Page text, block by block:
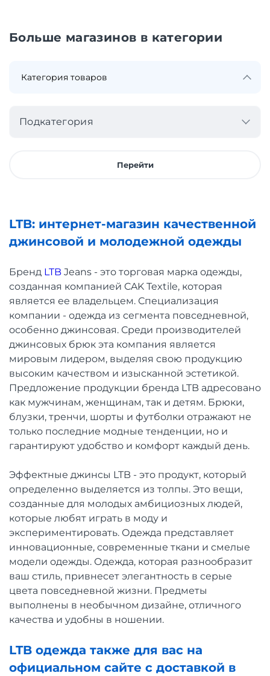
Больше магазинов в категории
Подкатегория
Перейти
LTB: интернет-магазин качественной
джинсовой и молодежной одежды
Бренд LTB Jeans - это торговая марка одежды,
созданная компанией CAK Textile, которая
является ее владельцем. Специализация
компании - одежда из сегмента повседневной,
особенно джинсовая. Среди производителей
джинсовых брюк эта компания является
мировым лидером, выделяя свою продукцию
высоким качеством и изысканной эстетикой.
Предложение продукции бренда LTB адресовано
как мужчинам, женщинам, так и детям. Брюки,
блузки, тренчи, шорты и футболки отражают не
только последние модные тенденции, но и
гарантируют удобство и комфорт каждый день.
Эффектные джинсы LTB - это продукт, который
определенно выделяется из толпы. Это вещи,
созданные для молодых амбициозных людей,
которые любят играть в моду и
экспериментировать. Одежда представляет
инновационные, современные ткани и смелые
модели одежды. Одежда, которая разнообразит
ваш стиль, привнесет элегантность в серые
цвета повседневной жизни. Предметы
выполнены в необычном дизайне, отличного
качества и удобны в ношении.
LTB одежда также для вас на
официальном сайте с доставкой в